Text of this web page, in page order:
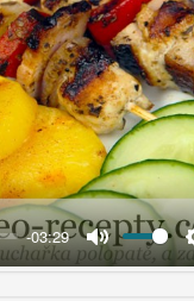
-03:29